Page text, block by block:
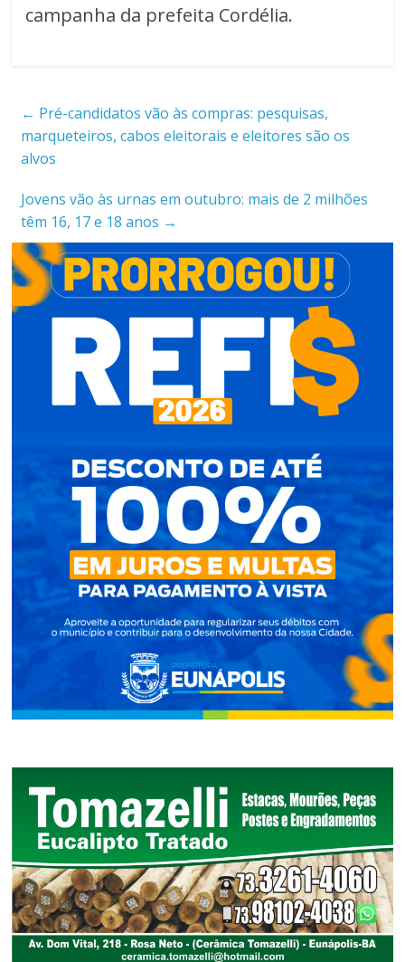
campanha da prefeita Cordélia.
← Pré-candidatos vão às compras: pesquisas,
marqueteiros, cabos eleitorais e eleitores são os
alvos
Jovens vão às urnas em outubro: mais de 2 milhões
têm 16, 17 e 18 anos →